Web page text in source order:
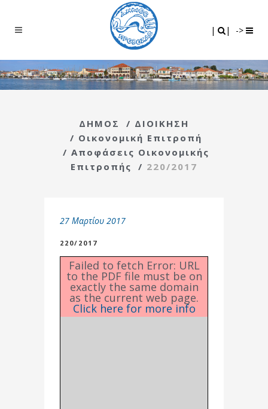
| | ->
ΔΗΜΟΣ / ΔΙΟΙΚΗΣΗ
/ Οικονομική Επιτροπή
/ Αποφάσεις Οικονομικής
Επιτροπής
/ 220/2017
27 Μαρτίου 2017
220/2017
Failed to fetch Error: URL
to the PDF file must be on
exactly the same domain
as the current web page.
Click here for more info